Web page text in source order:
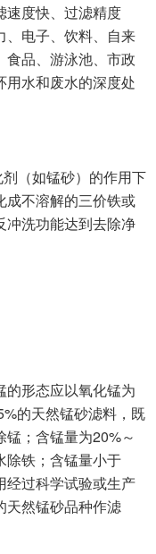
速度快、过滤精度
、电子、饮料、自来
食品、游泳池、市政
用水和废水的深度处
（如锰砂）的作用下
成不溶解的三价铁或
冲洗功能达到去除净
的形态应以氧化锰为
的天然锰砂滤料，既
；含锰量为20%～
除铁；含锰量小于
经过科学试验或生产
天然锰砂品种作滤